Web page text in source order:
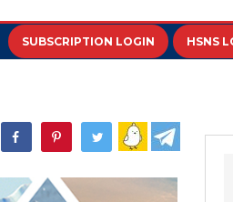
SUBSCRIPTION LOGIN HSNS
WhatsApp